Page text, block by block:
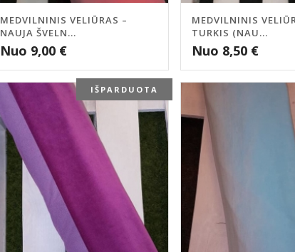
MEDVILNINIS VELIŪRAS –
NAUJA ŠVELN...
Nuo 9,00 €
MEDVILNINIS
TURKIS (NAU...
Nuo 8,50 €
IŠPARDUOTA